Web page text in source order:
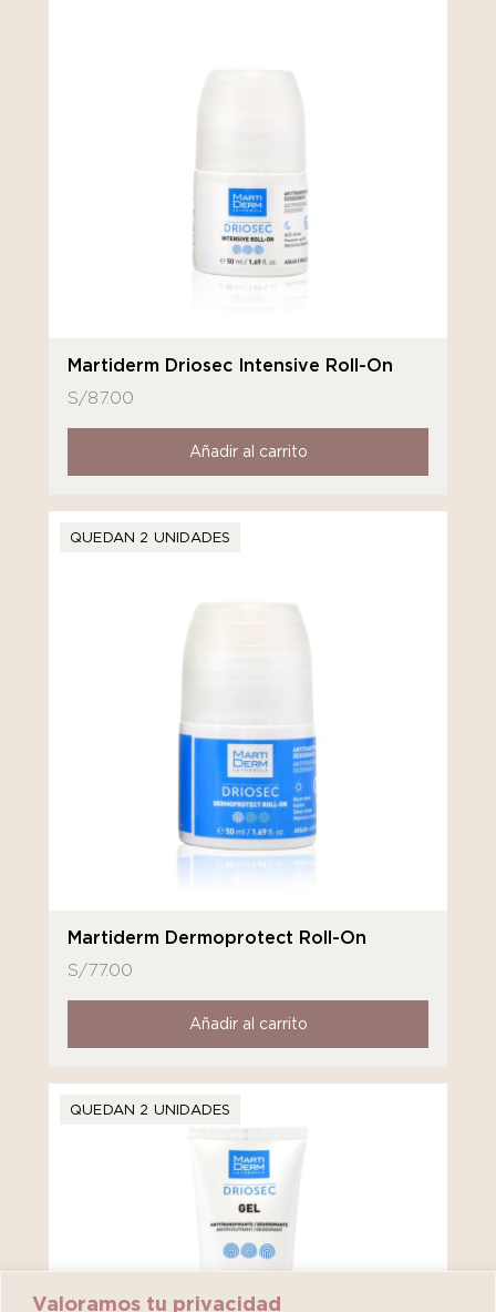
Valoramos tu privacidad
Martiderm Driosec Intensive Roll-On
S/87.00
Añadir al carrito
QUEDAN 2 UNIDADES
Martiderm Dermoprotect Roll-On
S/77.00
Añadir al carrito
QUEDAN 2 UNIDADES